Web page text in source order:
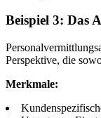
Beispiel 3: Das
Perspektive, die
Merkmale: